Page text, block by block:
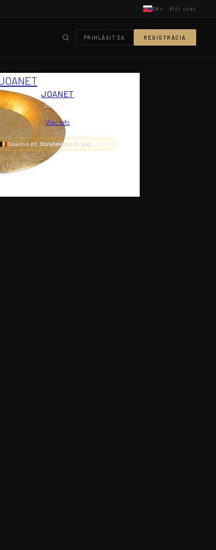
SK Môj účet
PRIHLÁSIŤ SA REGISTRÁCIA
JOANET
354,95
Viac info
Skladom BE ·Doručenie do 19. aug